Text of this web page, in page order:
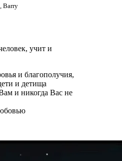
Barry
учит и
и благополучия,
и детища
и никогда Вас не